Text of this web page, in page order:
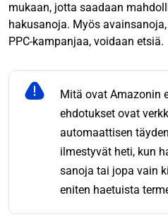
mukaan, jotta saadaan
hakusanoja. Myös
PPC-kampanjaa, voidaan etsiä.
Mitä ovat Amazonin
ehdotukset ovat
automaattisen
ilmestyvät heti, kun
sanoja tai jopa vain
eniten haetuista